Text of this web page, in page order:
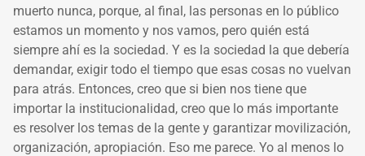
muerto nunca, porque, al final, las personas en lo público
estamos un momento y nos vamos, pero quién está
siempre ahí es la sociedad. Y es la sociedad la que debería
demandar, exigir todo el tiempo que esas cosas no vuelvan
para atrás. Entonces, creo que si bien nos tiene que
importar la institucionalidad, creo que lo más importante
es resolver los temas de la gente y garantizar movilización,
organización, apropiación. Eso me parece. Yo al menos lo